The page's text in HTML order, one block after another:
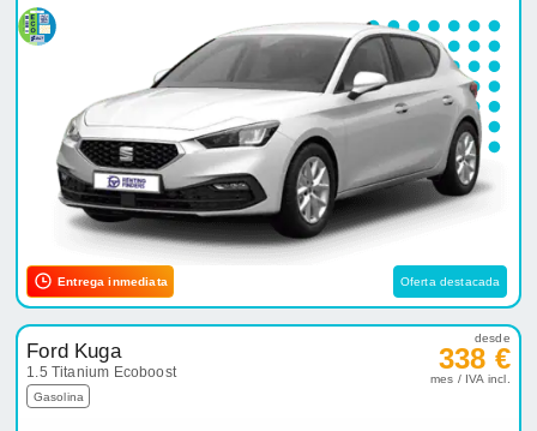
Entrega inmediata Oferta destacada
Ford Kuga
1.5 Titanium Ecoboost
Gasolina
desde
338 €
mes / IVA incl.